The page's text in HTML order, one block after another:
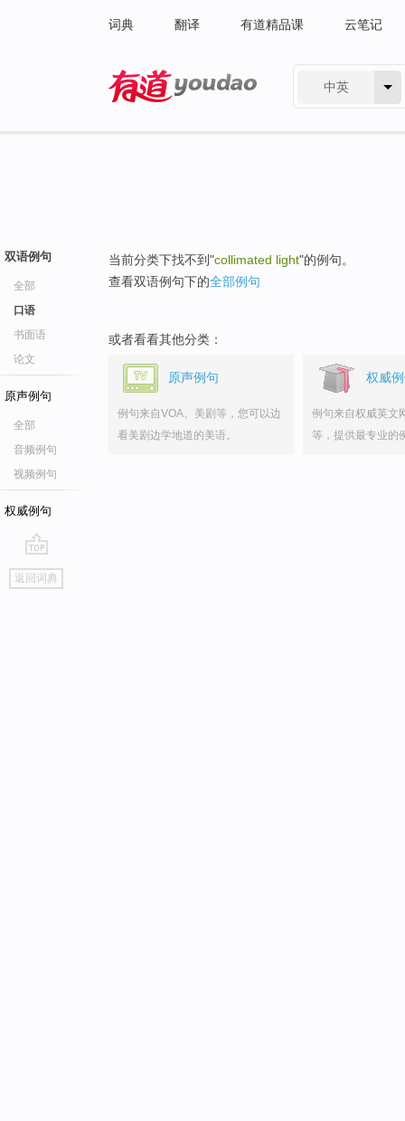
词典 翻译 有道精品课 云笔记
中英
双语例句
全部
口语
书面语
论文
原声例句
全部
音频例句
视频例句
权威例句
go
top
返回词典
当前分类下找不到"collimated light"的例句。
查看双语例句下的全部例句
或者看看其他分类：
原声例句
例句来自VOA、美剧等，您可以边
看美剧边学地道的美语。
权威
例句来自权威英文
等，提供最专业的